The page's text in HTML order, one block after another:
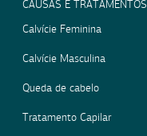
CAUSAS E TRATAMENTOS
Calvície Feminina
Calvície Masculina
Queda de cabelo
Tratamento Capilar